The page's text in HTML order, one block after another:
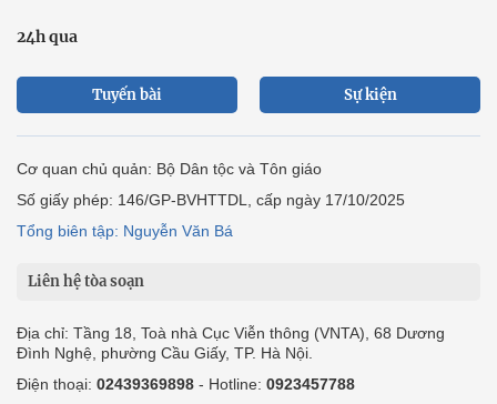
24h qua
Tuyến bài Sự kiện
Cơ quan chủ quản: Bộ Dân tộc và Tôn giáo
Số giấy phép: 146/GP-BVHTTDL, cấp ngày 17/10/2025
Tổng biên tập: Nguyễn Văn Bá
Liên hệ tòa soạn
Địa chỉ: Tầng 18, Toà nhà Cục Viễn thông (VNTA), 68 Dương
Đình Nghệ, phường Cầu Giấy, TP. Hà Nội.
Điện thoại: 02439369898 - Hotline: 0923457788